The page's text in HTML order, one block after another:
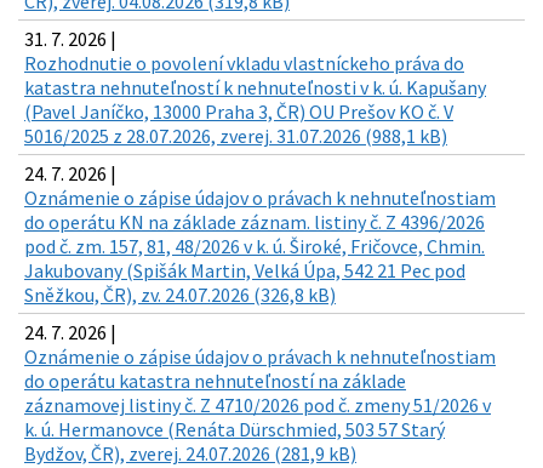
31. 7. 2026 |
Rozhodnutie o povolení vkladu vlastníckeho práva do
katastra nehnuteľností k nehnuteľnosti v k. ú. Kapušany
(Pavel Janíčko, 13000 Praha 3, ČR) OU Prešov KO č. V
5016/2025 z 28.07.2026, zverej. 31.07.2026 (988,1 kB)
24. 7. 2026 |
Oznámenie o zápise údajov o právach k nehnuteľnostiam
do operátu KN na základe záznam. listiny č. Z 4396/2026
pod č. zm. 157, 81, 48/2026 v k. ú. Široké, Fričovce, Chmin.
Jakubovany (Spišák Martin, Velká Úpa, 542 21 Pec pod
Sněžkou, ČR), zv. 24.07.2026 (326,8 kB)
24. 7. 2026 |
Oznámenie o zápise údajov o právach k nehnuteľnostiam
do operátu katastra nehnuteľností na základe
záznamovej listiny č. Z 4710/2026 pod č. zmeny 51/2026 v
k. ú. Hermanovce (Renáta Dürschmied, 503 57 Starý
Bydžov, ČR), zverej. 24.07.2026 (281,9 kB)